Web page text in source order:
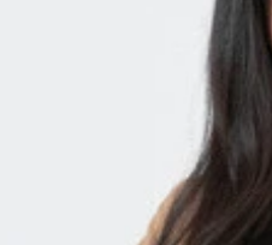
円 ■スプレー（さらっ
中対策プレミアム美容液」